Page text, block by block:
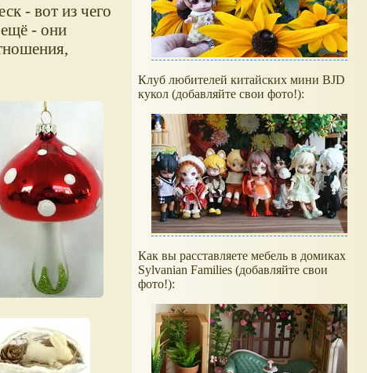
- вот из чего
- они
Клуб любителей китайских мини BJD
кукол (добавляйте свои фото!):
Как вы расставляете мебель в домиках
Sylvanian Families (добавляйте свои
фото!):